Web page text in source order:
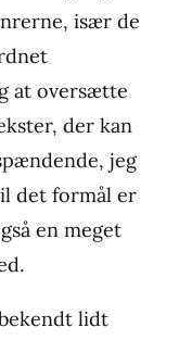
især de
at oversætte
der kan
jeg
det formål er
en meget
lidt